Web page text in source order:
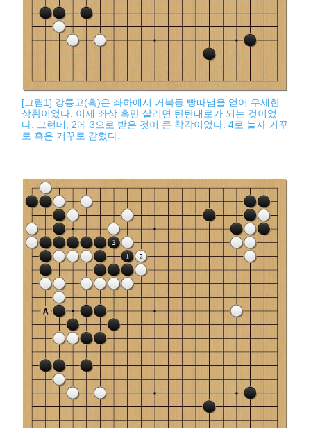
[그림1] 강릉고(흑)은 좌하에서 거북등 빵따냄을 얻어 우세한
상황이었다. 이제 좌상 흑만 살리면 탄탄대로가 되는 것이었
다. 그런데, 2에 3으로 받은 것이 큰 착각이었다. 4로 늘자 거꾸
로 흑은 거꾸로 갇혔다.